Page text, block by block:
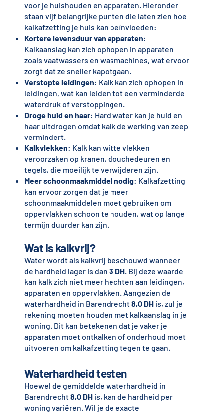
voor je huishouden en apparaten. Hieronder
staan vijf belangrijke punten die laten zien hoe
kalkafzetting je huis kan beïnvloeden:
Kortere levensduur van apparaten:
Kalkaanslag kan zich ophopen in apparaten
zoals vaatwassers en wasmachines, wat ervoor
zorgt dat ze sneller kapotgaan.
Verstopte leidingen: Kalk kan zich ophopen in
leidingen, wat kan leiden tot een verminderde
waterdruk of verstoppingen.
Droge huid en haar: Hard water kan je huid en
haar uitdrogen omdat kalk de werking van zeep
vermindert.
Kalkvlekken: Kalk kan witte vlekken
veroorzaken op kranen, douchedeuren en
tegels, die moeilijk te verwijderen zijn.
Meer schoonmaakmiddel nodig: Kalkafzetting
kan ervoor zorgen dat je meer
schoonmaakmiddelen moet gebruiken om
oppervlakken schoon te houden, wat op lange
termijn duurder kan zijn.
Wat is kalkvrij?
Water wordt als kalkvrij beschouwd wanneer
de hardheid lager is dan 3 DH. Bij deze waarde
kan kalk zich niet meer hechten aan leidingen,
apparaten en oppervlakken. Aangezien de
waterhardheid in Barendrecht8,0 DHis, zul je
rekening moeten houden met kalkaanslag in je
woning. Dit kan betekenen dat je vaker je
apparaten moet ontkalken of onderhoud moet
uitvoeren om kalkafzetting tegen te gaan.
Waterhardheid testen
Hoewel de gemiddelde waterhardheid in
Barendrecht8,0 DHis, kan de hardheid per
woning variëren. Wil je de exacte